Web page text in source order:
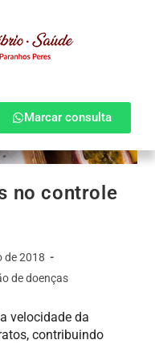
Marcar consulta
no controle
de 2018
de doenças
velocidade da
contribuindo